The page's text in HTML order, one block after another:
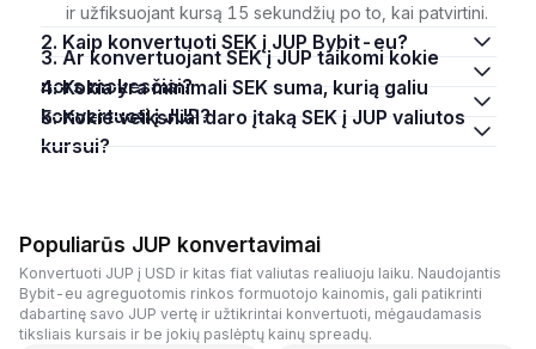
ir užfiksuojant kursą 15 sekundžių po to, kai patvirtini.
2. Kaip konvertuoti SEK į JUP Bybit-eu?
3. Ar konvertuojant SEK į JUP taikomi kokie
nors mokesčiai?
4. Kokia yra minimali SEK suma, kurią galiu
konvertuoti į JUP?
5. Kokie veiksniai daro įtaką SEK į JUP valiutos
kursui?
Populiarūs JUP konvertavimai
Konvertuoti JUP į USD ir kitas fiat valiutas realiuoju laiku. Naudojantis
Bybit-eu agreguotomis rinkos formuotojo kainomis, gali patikrinti
dabartinę savo JUP vertę ir užtikrintai konvertuoti, mėgaudamasis
tiksliais kursais ir be jokių paslėptų kainų spreadų.